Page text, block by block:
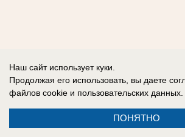
Наш сайт использует куки.
Продолжая его использовать, вы даете
файлов cookie и пользовательских данных.
ПОНЯТНО